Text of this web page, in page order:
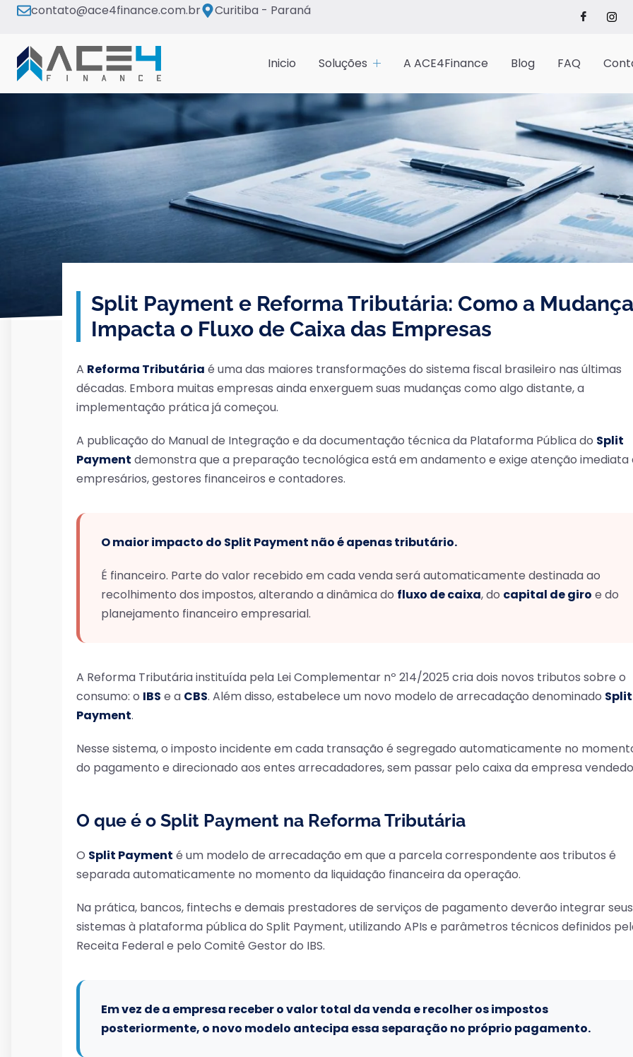
contato@ace4finance.com.br Curitiba - Paraná
Inicio Soluções A ACE4Finance Blog FAQ
Split Payment e Reforma Tributária: Como a Mudança
Impacta o Fluxo de Caixa das Empresas
A Reforma Tributária é uma das maiores transformações do sistema fiscal brasileiro nas últimas
décadas. Embora muitas empresas ainda enxerguem suas mudanças como algo distante, a
implementação prática já começou.
A publicação do Manual de Integração e da documentação técnica da Plataforma Pública do Split
Payment demonstra que a preparação tecnológica está em andamento e exige atenção imediata
empresários, gestores financeiros e contadores.
O maior impacto do Split Payment não é apenas tributário.
É financeiro. Parte do valor recebido em cada venda será automaticamente destinada ao
recolhimento dos impostos, alterando a dinâmica do fluxo de caixa, do capital de giro e do
planejamento financeiro empresarial.
A Reforma Tributária instituída pela Lei Complementar nº 214/2025 cria dois novos tributos sobre o
consumo: o IBS e a CBS. Além disso, estabelece um novo modelo de arrecadação denominado Split
Payment.
Nesse sistema, o imposto incidente em cada transação é segregado automaticamente no
do pagamento e direcionado aos entes arrecadadores, sem passar pelo caixa da empresa
O que é o Split Payment na Reforma Tributária
O Split Payment é um modelo de arrecadação em que a parcela correspondente aos tributos é
separada automaticamente no momento da liquidação financeira da operação.
Na prática, bancos, fintechs e demais prestadores de serviços de pagamento deverão integrar seus
sistemas à plataforma pública do Split Payment, utilizando APIs e parâmetros técnicos definidos
Receita Federal e pelo Comitê Gestor do IBS.
Em vez de a empresa receber o valor total da venda e recolher os impostos
posteriormente, o novo modelo antecipa essa separação no próprio pagamento.